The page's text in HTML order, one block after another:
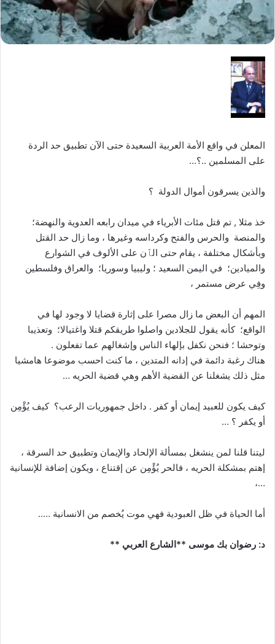
المعلن في واقع الأمة العربية السعيدة حتى الآن تطبيق حد الردة
على المسلمين ..؟…
والذين يسرقون أموال الدولة ؟
خذ مثلا , تم قتل مئات الأبرياء في ميدان رابعه العدوية والنهضة؛
والمنصة والحرس والفتح وكرداسه وغيرها ، وما زال حد القتل
وبأشكال مختلفة ، يقام حتى الٱن على الألوف في الشوارع
والميادين؛ في اليمن السعيد ؛ وليبيا وسوريا؛ والعراق وفلسطين
وفِي عرض مستمر ،
المهم أن البعض ما زال مصرا على إثارة قضايا لا وجود لها في
الواقع؛ كأنه يقول للجلادين واصلوا طريقكم قتلا واغتيالا؛ وتعذيبا
وتوحشا ؛ فنحن نكفل بإلهاء الناس وإشغالهم عما تفعلون .
هناك رغبة دائمة في إدانه المتدين ، ما كنت احسب موضوعا هامشيا
مثل ذلك يشغلنا عن القضية الأهم وهي قضية الحريه …
كيف يكون للعبيد إيمان أو كفر . داخل جمهوريات الرعب؟ كيف يُؤْمِن
أو يكفر ؟ …
ليتنا قلنا لمن ينشغل بمسألة الإلحاد والإيمان وتطبيق حد السرقة ،
إهتم بمشكلة الحريه ، فالحر يُؤْمِن عن إقتناع ، ويكون إضافة للإنسانية
…،
أما الحياة في ظل العبودية فهي موت يُخصم من الانسانية …..
د: رضوان بك موسى **الشارع العربي **